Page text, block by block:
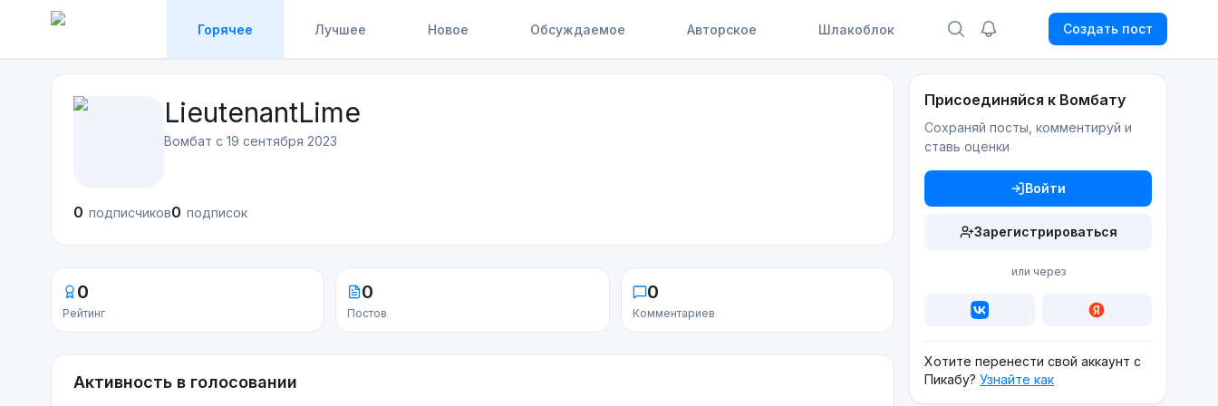
Горячее Лучшее Новое Обсуждаемое Авторское Шлакоблок Создать пост
LieutenantLime
Вомбат с 19 сентября 2023
0 подписчиков0 подписок
0
Рейтинг
0
Постов
0
Комментариев
Активность в голосовании
Присоединяйся к Вомбату
Сохраняй посты, комментируй и
ставь оценки
Войти
Зарегистрироваться
или через
Хотите перенести свой аккаунт с
Пикабу? Узнайте как